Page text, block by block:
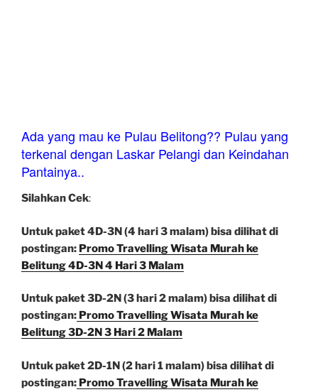
Ada yang mau ke Pulau Belitong?? Pulau yang
terkenal dengan Laskar Pelangi dan Keindahan
Pantainya..
Silahkan Cek:
Untuk paket 4D-3N (4 hari 3 malam) bisa dilihat di
postingan: Promo Travelling Wisata Murah ke
Belitung 4D-3N 4 Hari 3 Malam
Untuk paket 3D-2N (3 hari 2 malam) bisa dilihat di
postingan: Promo Travelling Wisata Murah ke
Belitung 3D-2N 3 Hari 2 Malam
Untuk paket 2D-1N (2 hari 1 malam) bisa dilihat di
postingan: Promo Travelling Wisata Murah ke